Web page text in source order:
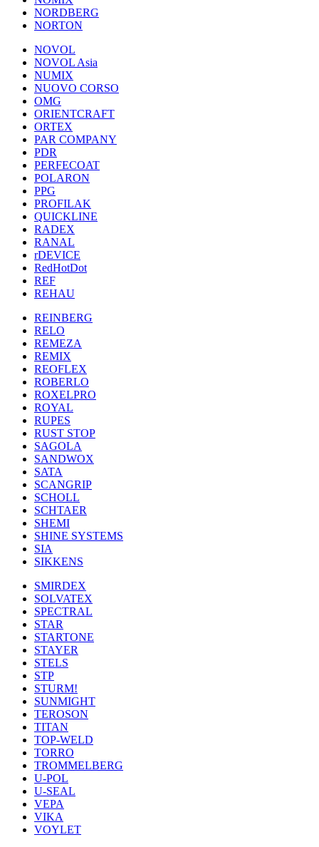
NORDBERG
NORTON
NOVOL
NOVOL Asia
NUMIX
NUOVO CORSO
OMG
ORIENTCRAFT
ORTEX
PAR COMPANY
PDR
PERFECOAT
POLARON
PPG
PROFILAK
QUICKLINE
RADEX
RANAL
rDEVICE
RedHotDot
REF
REHAU
REINBERG
RELO
REMEZA
REMIX
REOFLEX
ROBERLO
ROXELPRO
ROYAL
RUPES
RUST STOP
SAGOLA
SANDWOX
SATA
SCANGRIP
SCHOLL
SCHTAER
SHEMI
SHINE SYSTEMS
SIA
SIKKENS
SMIRDEX
SOLVATEX
SPECTRAL
STAR
STARTONE
STAYER
STELS
STP
STURM!
SUNMIGHT
TEROSON
TITAN
TOP-WELD
TORRO
TROMMELBERG
U-POL
U-SEAL
VEPA
VIKA
VOYLET